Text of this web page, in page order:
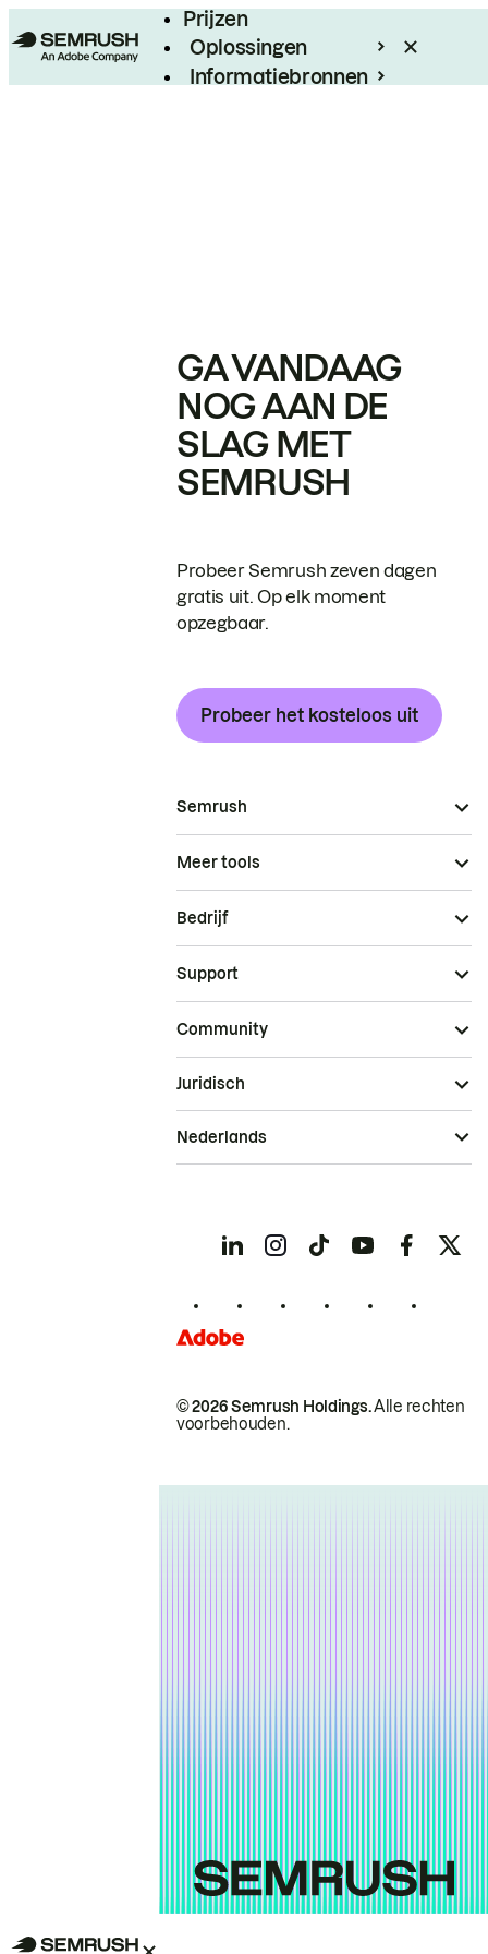
Prijzen
Oplossingen
Informatiebronnen
GA VANDAAG
NOG AAN DE
SLAG MET
SEMRUSH
Probeer Semrush zeven dagen
gratis uit. Op elk moment
opzegbaar.
Probeer het kosteloos uit
Semrush
Meer tools
Bedrijf
Support
Community
© 2026 Semrush Holdings.Alle rechten
voorbehouden.
Juridisch
Nederlands